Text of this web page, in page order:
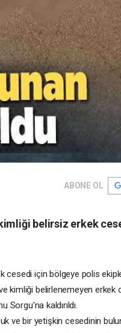
ABONE OL
belirsiz erkek
cesedi için bölgeye polis
kimliği belirlenemeyen erkek
kaldırıldı.
ve bir yetişkin cesedinin